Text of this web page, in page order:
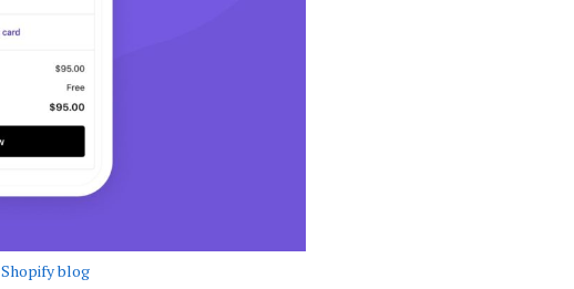
Shopify blog